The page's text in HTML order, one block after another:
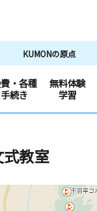
KUMONの原点
・各種
手続き
無料体験
学習
教室